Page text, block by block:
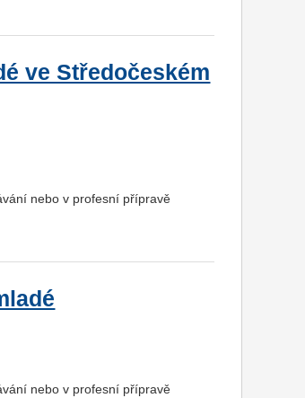
ve Středočeském
nebo v profesní přípravě
nebo v profesní přípravě